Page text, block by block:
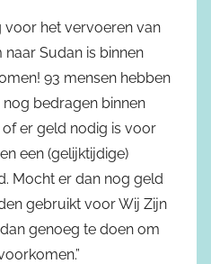
voor het vervoeren van
Sudan is binnen
93 mensen hebben
bedragen binnen
er geld nodig is voor
een (gelijktijdige)
Mocht er dan nog geld
gebruikt voor Wij Zijn
genoeg te doen om